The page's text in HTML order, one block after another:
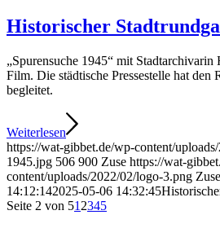
Historischer
„Spurensuche 1945“ mit
Film. Die städtische Pressestelle hat den
begleitet.
Weiterlesen
https://wat-gibbet.de/wp-content/
1945.jpg 506 900 Zuse https://wat-
content/uploads/2022/02/logo-3.png Zuse
14:12:142025-05-06 14:32:45
Seite 2 von 51 2345